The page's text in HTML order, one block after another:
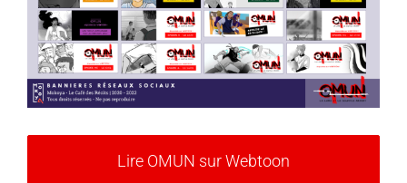
Lire OMUN sur Webtoon